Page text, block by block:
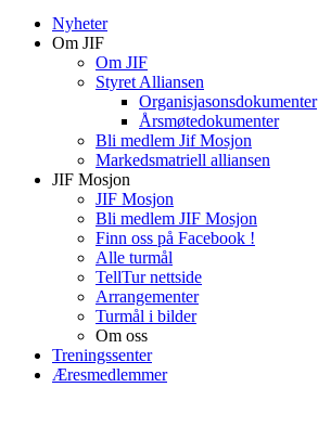
Nyheter
Om JIF
Om JIF
Styret Alliansen
Organisjasonsdokumenter
Årsmøtedokumenter
Bli medlem Jif Mosjon
Markedsmatriell alliansen
JIF Mosjon
JIF Mosjon
Bli medlem JIF Mosjon
Finn oss på Facebook !
Alle turmål
TellTur nettside
Arrangementer
Turmål i bilder
Om oss
Treningssenter
Æresmedlemmer